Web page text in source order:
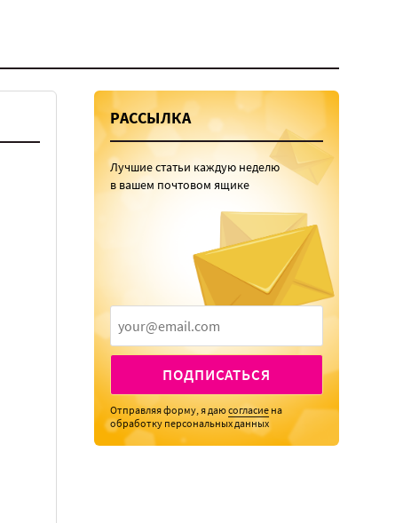
РАССЫЛКА
Лучшие статьи каждую неделю
в вашем почтовом ящике
ПОДПИСАТЬСЯ
Отправляя форму, я даюсогласие на
обработку персональных данных